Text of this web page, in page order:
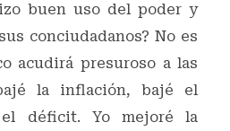
buen uso del poder y
conciudadanos? No es
acudirá presuroso a las
la inflación, bajé el
el déficit. Yo mejoré la